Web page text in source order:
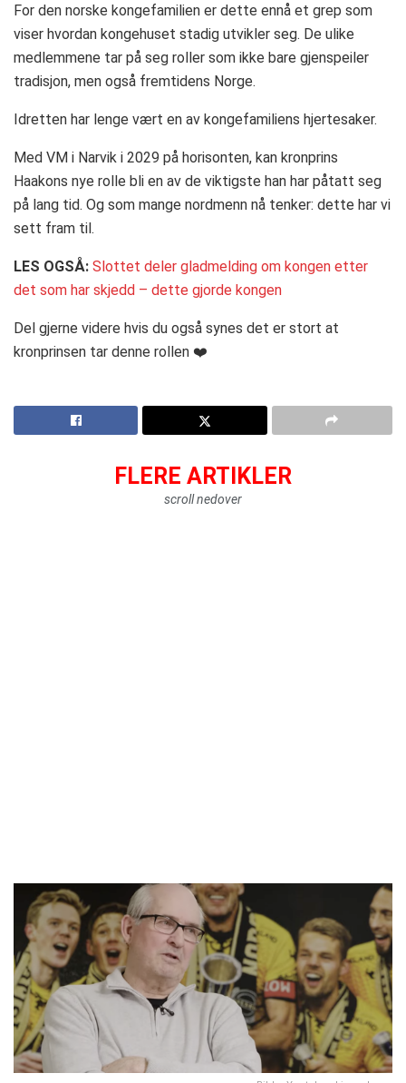
For den norske kongefamilien er dette ennå et grep som
viser hvordan kongehuset stadig utvikler seg. De ulike
medlemmene tar på seg roller som ikke bare gjenspeiler
tradisjon, men også fremtidens Norge.
Idretten har lenge vært en av kongefamiliens hjertesaker.
Med VM i Narvik i 2029 på horisonten, kan kronprins
Haakons nye rolle bli en av de viktigste han har påtatt seg
på lang tid. Og som mange nordmenn nå tenker: dette har vi
sett fram til.
LES OGSÅ: Slottet deler gladmelding om kongen etter
det som har skjedd – dette gjorde kongen
Del gjerne videre hvis du også synes det er stort at
kronprinsen tar denne rollen ❤️
FLERE ARTIKLER
scroll nedover